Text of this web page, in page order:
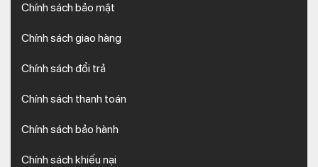
Chính sách bảo mật
Chính sách giao hàng
Chính sách đổi trả
Chính sách thanh toán
Chính sách bảo hành
Chính sách khiếu nại